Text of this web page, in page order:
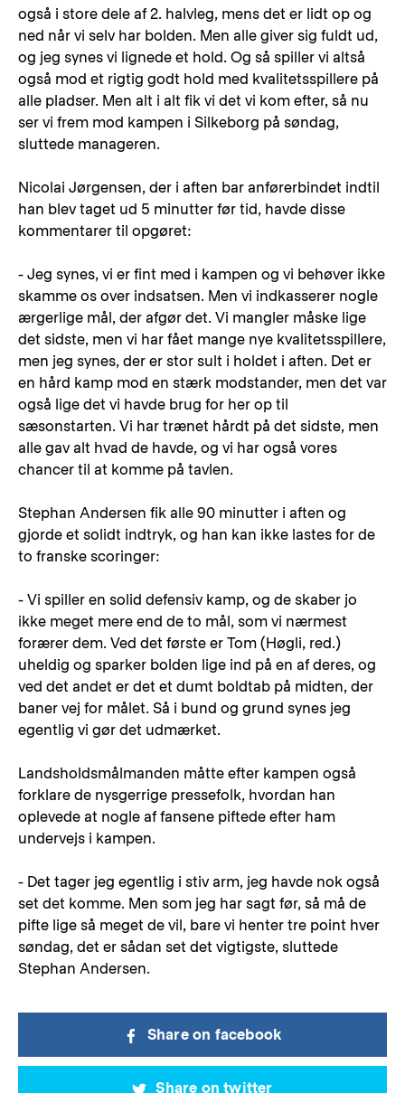
også i store dele af 2. halvleg, mens det er lidt op og
ned når vi selv har bolden. Men alle giver sig fuldt ud,
og jeg synes vi lignede et hold. Og så spiller vi altså
også mod et rigtig godt hold med kvalitetsspillere på
alle pladser. Men alt i alt fik vi det vi kom efter, så nu
ser vi frem mod kampen i Silkeborg på søndag,
sluttede manageren.
Nicolai Jørgensen, der i aften bar anførerbindet indtil
han blev taget ud 5 minutter før tid, havde disse
kommentarer til opgøret:
- Jeg synes, vi er fint med i kampen og vi behøver ikke
skamme os over indsatsen. Men vi indkasserer nogle
ærgerlige mål, der afgør det. Vi mangler måske lige
det sidste, men vi har fået mange nye kvalitetsspillere,
men jeg synes, der er stor sult i holdet i aften. Det er
en hård kamp mod en stærk modstander, men det var
også lige det vi havde brug for her op til
sæsonstarten. Vi har trænet hårdt på det sidste, men
alle gav alt hvad de havde, og vi har også vores
chancer til at komme på tavlen.
Stephan Andersen fik alle 90 minutter i aften og
gjorde et solidt indtryk, og han kan ikke lastes for de
to franske scoringer:
- Vi spiller en solid defensiv kamp, og de skaber jo
ikke meget mere end de to mål, som vi nærmest
forærer dem. Ved det første er Tom (Høgli, red.)
uheldig og sparker bolden lige ind på en af deres, og
ved det andet er det et dumt boldtab på midten, der
baner vej for målet. Så i bund og grund synes jeg
egentlig vi gør det udmærket.
Landsholdsmålmanden måtte efter kampen også
forklare de nysgerrige pressefolk, hvordan han
oplevede at nogle af fansene piftede efter ham
undervejs i kampen.
- Det tager jeg egentlig i stiv arm, jeg havde nok også
set det komme. Men som jeg har sagt før, så må de
pifte lige så meget de vil, bare vi henter tre point hver
søndag, det er sådan set det vigtigste, sluttede
Stephan Andersen.
Share on facebook
Share on twitter